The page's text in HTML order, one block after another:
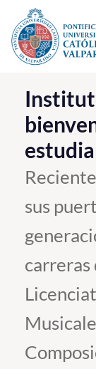
Click acá para ir
La Universidad
Investigación,
PUCV
Vinculación
Estudiantes
sus
carreras